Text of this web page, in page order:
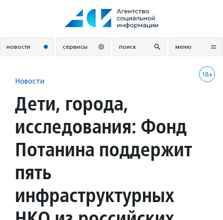
новости сервисы поиск меню
18+
Новости
Дети, города,
исследования: Фонд
Потанина поддержит
пять
инфраструктурных